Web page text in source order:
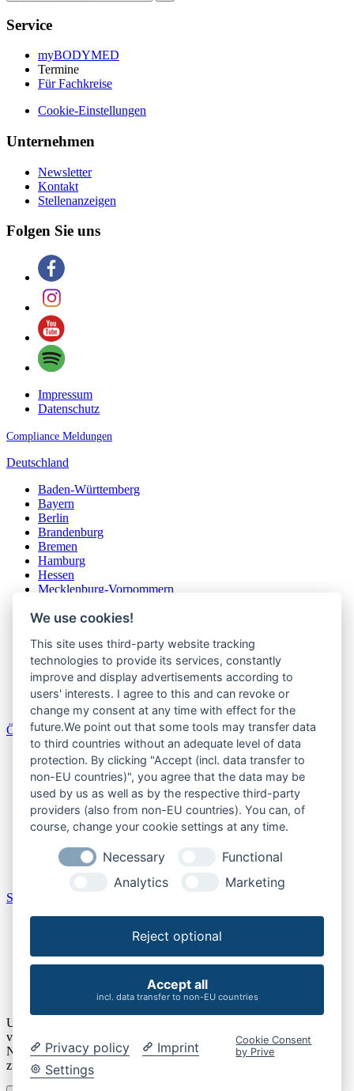
Service
myBODYMED
Termine
Für Fachkreise
Cookie-Einstellungen
Unternehmen
Newsletter
Kontakt
Stellenanzeigen
Folgen Sie uns
Impressum
Datenschutz
Compliance Meldungen
Deutschland
Baden-Württemberg
Bayern
Berlin
Brandenburg
Bremen
Hamburg
Hessen
Mecklenburg-Vorpommern
Nordrhein-Westfalen
Saarland
Sachsen
Sachsen-Anhalt
Schleswig-Holstein
Thüringen
Österreich
Burgenland
Kärnten
Niederösterreich
Oberösterreich
Salzburger Land
Steiermark
Vorarlberg
Schweiz
St. Gallen
Um unsere Webseite für Sie optimal zu gestalten und fortlaufend
verbessern zu können, verwenden wir Cookies. Durch die weitere
Nutzung der Webseite stimmen Sie der Verwendung von Cookies
zu. Details finden Sie unserer
We use cookies!
This site uses third-party website tracking
technologies to provide its services, constantly
improve and display advertisements according to
users' interests. I agree to this and can revoke or
change my consent at any time with effect for the
future.We point out that some tools may transfer data
to third countries without an adequate level of data
protection. By clicking "Accept (incl. data transfer to
non-EU countries)", you agree that the data may be
used by us as well as by the respective third-party
providers (also from non-EU countries). You can, of
course, change your cookie settings at any time.
Necessary
Functional
Analytics
Marketing
Reject optional
Accept all
incl. data transfer to non-EU countries
Privacy policy
Imprint
Settings
Cookie Consent
by Prive